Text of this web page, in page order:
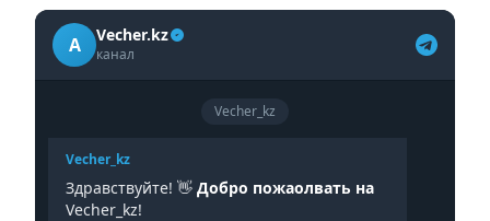
A Vecher.kz
канал
Vecher_kz
Vecher_kz
Здравствуйте! 👋 Добро пожаолвать на
Vecher_kz!